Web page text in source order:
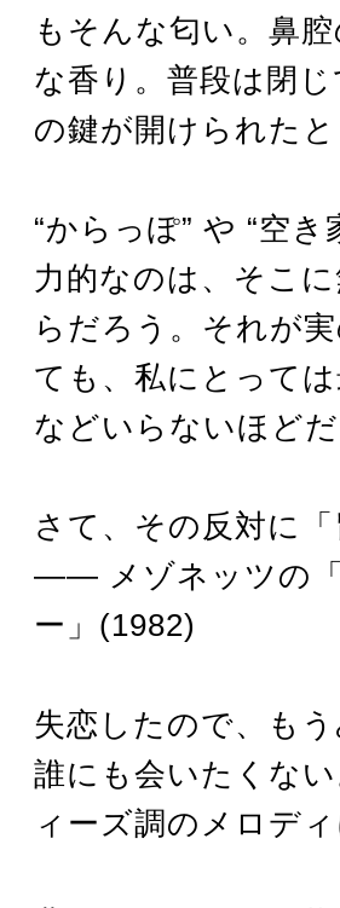
もそんな匂い。鼻
な香り。普段は閉
の鍵が開けられた
“からっぽ” や “空
力的なのは、そこ
らだろう。それが
ても、私にとって
などいらないほどだ
さて、その反対に
―― メゾネッツの
ー」(1982)
失恋したので、も
誰にも会いたくな
ィーズ調のメロデ